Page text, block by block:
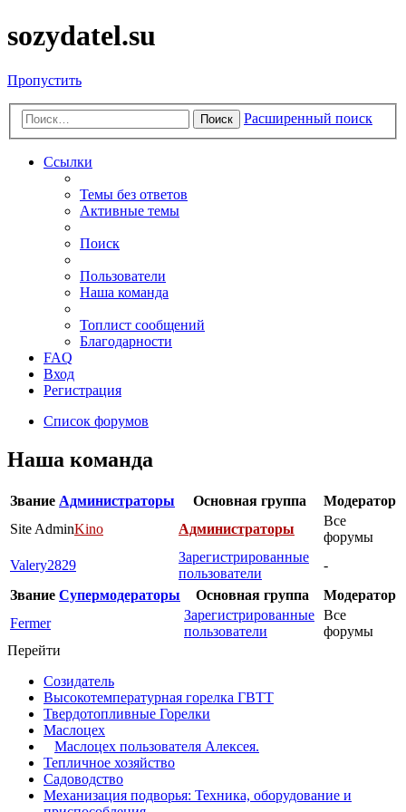
sozydatel.su
Пропустить
Поиск Расширенный поиск
Ссылки
Темы без ответов
Активные темы
Поиск
Пользователи
Наша команда
Топлист сообщений
Благодарности
FAQ
Вход
Регистрация
Список форумов
Наша команда
Звание Администраторы Основная группа
Модератор
Site AdminKino Администраторы
Все
форумы
Valery2829
Зарегистрированные
пользователи
-
Звание Супермодераторы Основная группа
Модератор
Fermer
Зарегистрированные
пользователи
Все
форумы
Перейти
Созидатель
Высокотемпературная горелка ГВТТ
Твердотопливные Горелки
Маслоцех
Маслоцех пользователя Алексея.
Тепличное хозяйство
Садоводство
Механизация подворья: Техника, оборудование и